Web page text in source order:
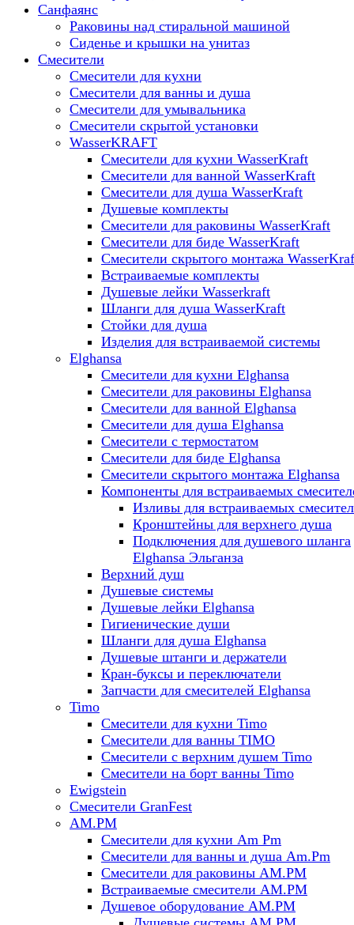
Санфаянс
Раковины над стиральной машиной
Сиденье и крышки на унитаз
Смесители
Смесители для кухни
Смесители для ванны и душа
Смесители для умывальника
Смесители скрытой установки
WasserKRAFT
Смесители для кухни WasserKraft
Смесители для ванной WasserKraft
Смесители для душа WasserKraft
Душевые комплекты
Смесители для раковины WasserKraft
Смесители для биде WasserKraft
Смесители скрытого монтажа
Встраиваемые комплекты
Душевые лейки Wasserkraft
Шланги для душа WasserKraft
Стойки для душа
Изделия для встраиваемой системы
Elghansa
Смесители для кухни Elghansa
Смесители для раковины Elghansa
Смесители для ванной Elghansa
Смесители для душа Elghansa
Смесители с термостатом
Смесители для биде Elghansa
Смесители скрытого монтажа Elghansa
Компоненты для встраиваемых
Изливы для встраиваемых
Кронштейны для верхнего душа
Подключения для душевого шланга
Elghansa Эльганза
Верхний душ
Душевые системы
Душевые лейки Elghansa
Гигиенические души
Шланги для душа Elghansa
Душевые штанги и держатели
Кран-буксы и переключатели
Запчасти для смесителей Elghansa
Timo
Смесители для кухни Timo
Смесители для ванны TIMO
Смесители с верхним душем Timo
Смесители на борт ванны Timo
Ewigstein
Смесители GranFest
AM.PM
Смесители для кухни Am Pm
Смесители для ванны и душа Am.Pm
Смесители для раковины AM.PM
Встраиваемые смесители AM.PM
Душевое оборудование AM.PM